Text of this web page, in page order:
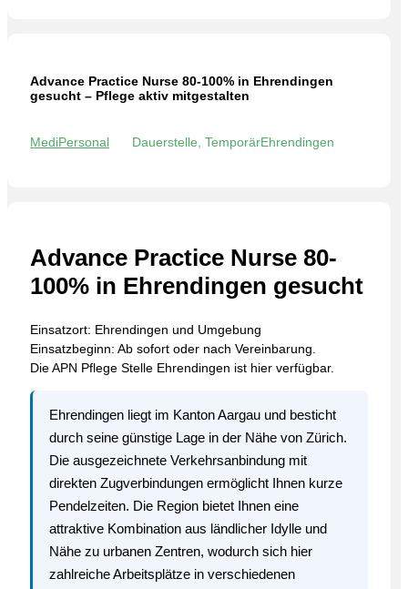
Advance Practice Nurse 80-100% in Ehrendingen
gesucht – Pflege aktiv mitgestalten
MediPersonal Dauerstelle, TemporärEhrendingen
Advance Practice Nurse 80-
100% in Ehrendingen gesucht
Einsatzort: Ehrendingen und Umgebung
Einsatzbeginn: Ab sofort oder nach Vereinbarung.
Die APN Pflege Stelle Ehrendingen ist hier verfügbar.
Ehrendingen liegt im Kanton Aargau und besticht
durch seine günstige Lage in der Nähe von Zürich.
Die ausgezeichnete Verkehrsanbindung mit
direkten Zugverbindungen ermöglicht Ihnen kurze
Pendelzeiten. Die Region bietet Ihnen eine
attraktive Kombination aus ländlicher Idylle und
Nähe zu urbanen Zentren, wodurch sich hier
zahlreiche Arbeitsplätze in verschiedenen